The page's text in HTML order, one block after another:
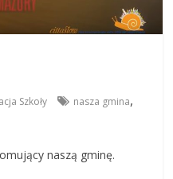
Szkoły nasza gmina,
naszą gminę.